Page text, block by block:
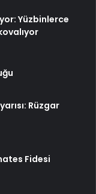
Yüzbinlerce
Rüzgar
Fidesi